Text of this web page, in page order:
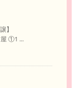
】
屋 ①1 ...